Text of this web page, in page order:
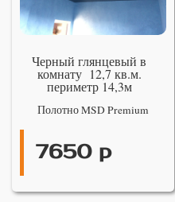
Черный глянцевый в
комнату 12,7 кв.м.
периметр 14,3м
Полотно MSD Premium
7650 р